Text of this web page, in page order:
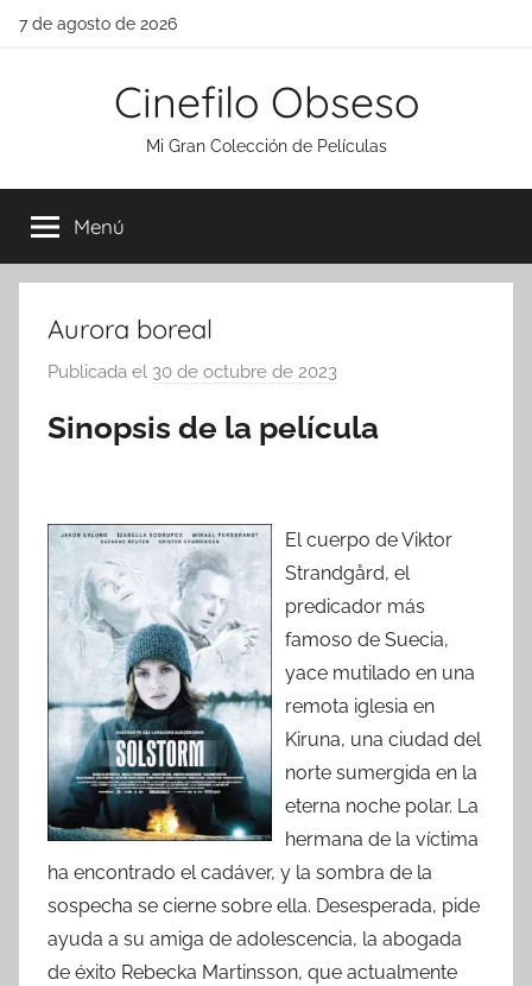
Saltar
7 de agosto de 2026
Cinefilo Obseso
Mi Gran Colección de Películas
Menú
Aurora boreal
Publicada el 30 de octubre de 2023
r
Sinopsis de la película
El cuerpo de Viktor
Strandgård, el
predicador más
famoso de Suecia,
yace mutilado en una
remota iglesia en
Kiruna, una ciudad del
norte sumergida en la
eterna noche polar. La
hermana de la víctima
ha encontrado el cadáver, y la sombra de la
sospecha se cierne sobre ella. Desesperada, pide
ayuda a su amiga de adolescencia, la abogada
de éxito Rebecka Martinsson, que actualmente